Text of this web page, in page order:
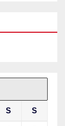
S S